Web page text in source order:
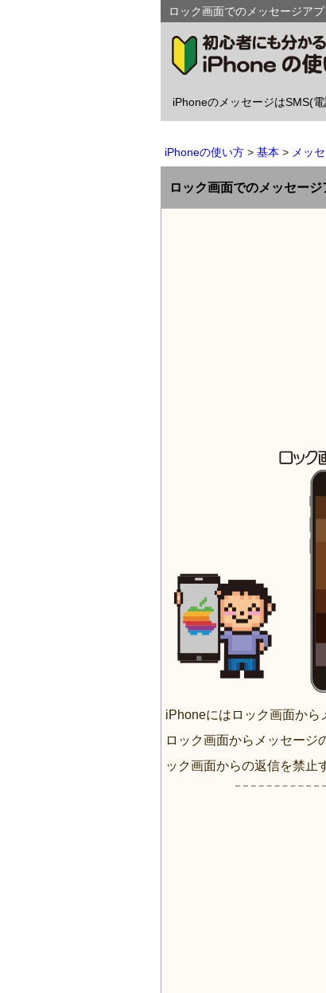
ロック画面でのメッセージア
iPhoneのメッセージはSMS(
iPhoneの使い方 基本 メッ
ロック画面でのメッセー
iPhoneにはロック画面から
ロック画面からメッセージ
ック画面からの返信を禁止